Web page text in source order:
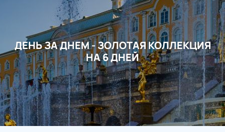
ДЕНЬ ЗА ДНЕМ - ЗОЛОТАЯ КОЛЛЕКЦИЯ
НА 6 ДНЕЙ